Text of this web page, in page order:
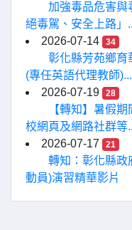
加強毒品危害與
絕毒駕、安全上路」
2026-07-14
34
彰化縣芳苑鄉育
(專任英語代理教師)...
2026-07-19
28
【轉知】暑假
校網頁及網路社群等
2026-07-17
21
轉知：彰化縣政
動員)演習精華影片